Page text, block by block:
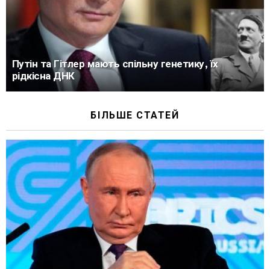
Путін та Гітлер мають спільну генетику, їх
рідкісна ДНК
БІЛЬШЕ СТАТЕЙ